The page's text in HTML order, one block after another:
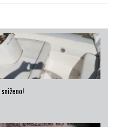
penta 350 KS